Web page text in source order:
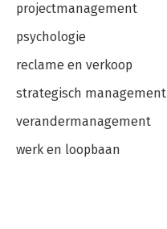
projectmanagement
psychologie
reclame en verkoop
strategisch management
verandermanagement
werk en loopbaan